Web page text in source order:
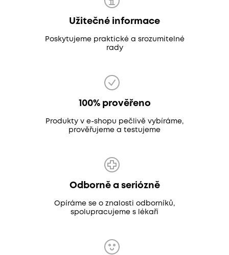
Užitečné informace
Poskytujeme praktické a srozumitelné
rady
100% prověřeno
Produkty v e-shopu pečlivě vybíráme,
prověřujeme a testujeme
Odborně a seriózně
Opíráme se o znalosti odborníků,
spolupracujeme s lékaři